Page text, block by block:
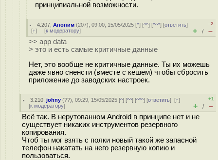
принципиальной возможности.
4.207 ,Аноним (207), 09:00, 15/05/2025 [^] [^^] [^^^] [ответить]
[↑] [к модератору]
–2
+ / –
>> app data
> это и есть самые критичные данные
Нет, это вообще не критичные данные. Ты их можешь
даже явно сненсти (вместе с кешем) чтобы сбросить
приложение до заводских настроек.
3.210 ,johny (??), 09:29, 15/05/2025 [^] [^^] [^^^] [ответить][↑]
[к модератору]
+1
+ / –
Всё так. В нерутованном Android в принципе нет и не
существует никаких инструментов резервного
копирования.
Чтоб ты мог взять с полки новый такой же запасной
телефон накатать на него резервную копию и
пользоваться.